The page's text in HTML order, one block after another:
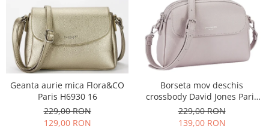
Geanta aurie mica Flora&CO
Paris H6930 16
229,00 RON
129,00 RON
Borseta mov deschis
crossbody David Jones Paris
CM8330 15
229,00 RON
139,00 RON